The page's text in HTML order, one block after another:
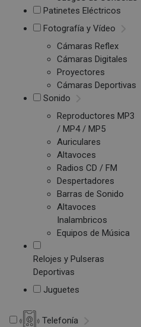
Patinetes Eléctricos
Fotografía y Vídeo
Cámaras Reflex
Cámaras Digitales
Proyectores
Cámaras Deportivas
Sonido
Reproductores MP3
/ MP4 / MP5
Auriculares
Altavoces
Radios CD / FM
Despertadores
Barras de Sonido
Altavoces
Inalambricos
Equipos de Música
Relojes y Pulseras
Deportivas
Juguetes
Telefonía